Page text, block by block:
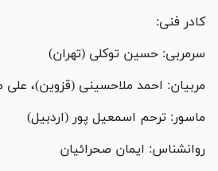
کادر فنی:
سرمربی: حسین توکلی (تهران)
مربیان: احمد ملاحسینی (قزوین)، علی
ماسور: ترحم اسمعیل پور (اردبیل)
روانشناس: ایمان صحرائیان